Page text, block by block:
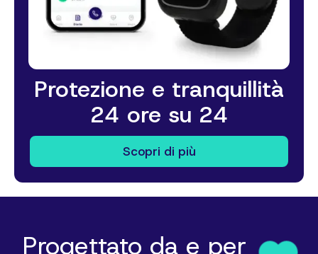
Protezione e tranquillità
24 ore su 24
Scopri di più
Progettato da e per